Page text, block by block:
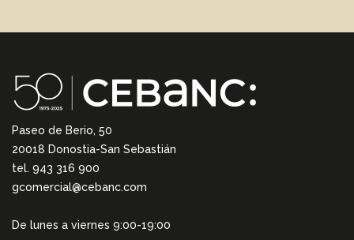
Paseo de Berio, 50
20018 Donostia-San Sebastián
tel. 943 316 900
gcomercial@cebanc.com
De lunes a viernes 9:00-19:00